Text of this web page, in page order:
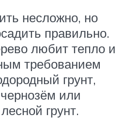
несложно, но
правильно.
любит тепло и
требованием
грунт,
или
грунт.